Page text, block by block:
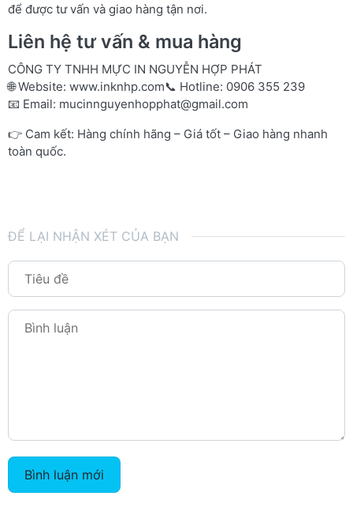
để được tư vấn và giao hàng tận nơi.
Liên hệ tư vấn & mua hàng
CÔNG TY TNHH MỰC IN NGUYỄN HỢP PHÁT
🌐 Website: www.inknhp.com📞 Hotline: 0906 355 239
📧 Email: mucinnguyenhopphat@gmail.com
👉 Cam kết: Hàng chính hãng – Giá tốt – Giao hàng nhanh
toàn quốc.
ĐỂ LẠI NHẬN XÉT CỦA BẠN
Bình luận mới